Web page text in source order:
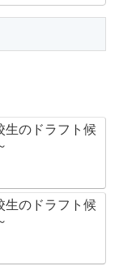
生のドラフト候
生のドラフト候